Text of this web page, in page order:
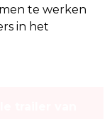
te werken
in het